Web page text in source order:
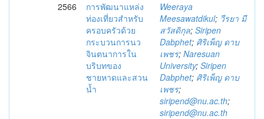
2566
การพัฒนาแหล่ง
ท่องเที่ยวสำหรับ
ครอบครัวด้วย
กระบวนการนว
จินตนาการใน
บริบทของ
ชายหาดและสวน
น้ำ
Weeraya
Meesawatdikul; วีรยา มี
สวัสดิกุล; Siripen
Dabphet; ศิริเพ็ญ ดาบ
เพชร; Naresuan
University; Siripen
Dabphet; ศิริเพ็ญ ดาบ
เพชร;
siripend@nu.ac.th;
siripend@nu.ac.th